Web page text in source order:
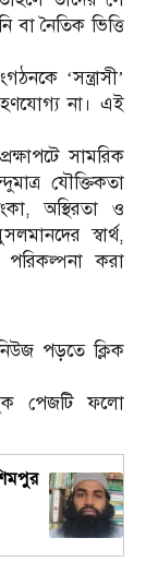
নৈতিক ভিত্তি
‘সন্ত্রাসী’
না। এই
সামরিক
যৌক্তিকতা
অস্থিরতা ও
স্বার্থ,
পরিকল্পনা করা
পড়তে ক্লিক
পেজটি ফলো